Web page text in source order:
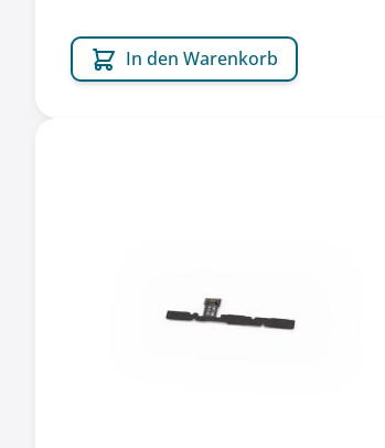
In den Warenkorb